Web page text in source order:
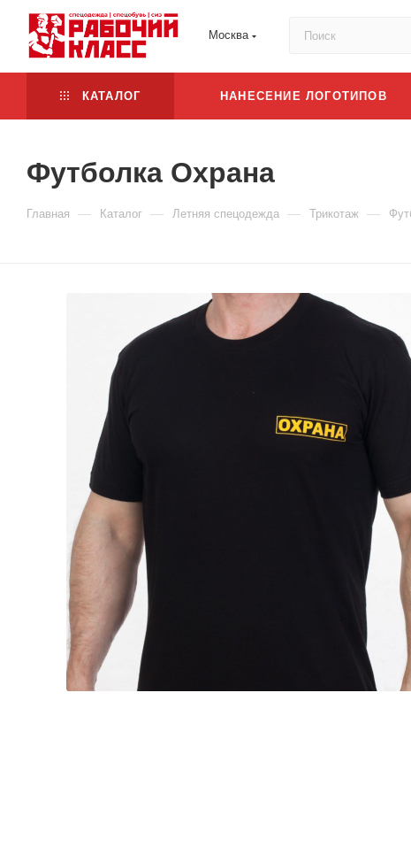
Москва
КАТАЛОГ НАНЕСЕНИЕ ЛОГОТИПОВ
Футболка Охрана
Главная — Каталог — Летняя спецодежда — Трикотаж —